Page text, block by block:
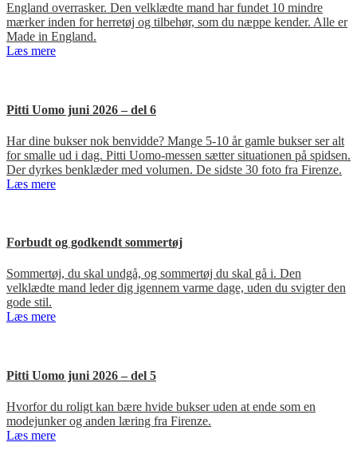
England overrasker. Den velklædte mand har fundet 10 mindre
mærker inden for herretøj og tilbehør, som du næppe kender. Alle er
Made in England.
Læs mere
Pitti Uomo juni 2026 – del 6
Har dine bukser nok benvidde? Mange 5-10 år gamle bukser ser alt
for smalle ud i dag. Pitti Uomo-messen sætter situationen på spidsen.
Der dyrkes benklæder med volumen. De sidste 30 foto fra Firenze.
Læs mere
Forbudt og godkendt sommertøj
Sommertøj, du skal undgå, og sommertøj du skal gå i. Den
velklædte mand leder dig igennem varme dage, uden du svigter den
gode stil.
Læs mere
Pitti Uomo juni 2026 – del 5
Hvorfor du roligt kan bære hvide bukser uden at ende som en
modejunker og anden læring fra Firenze.
Læs mere